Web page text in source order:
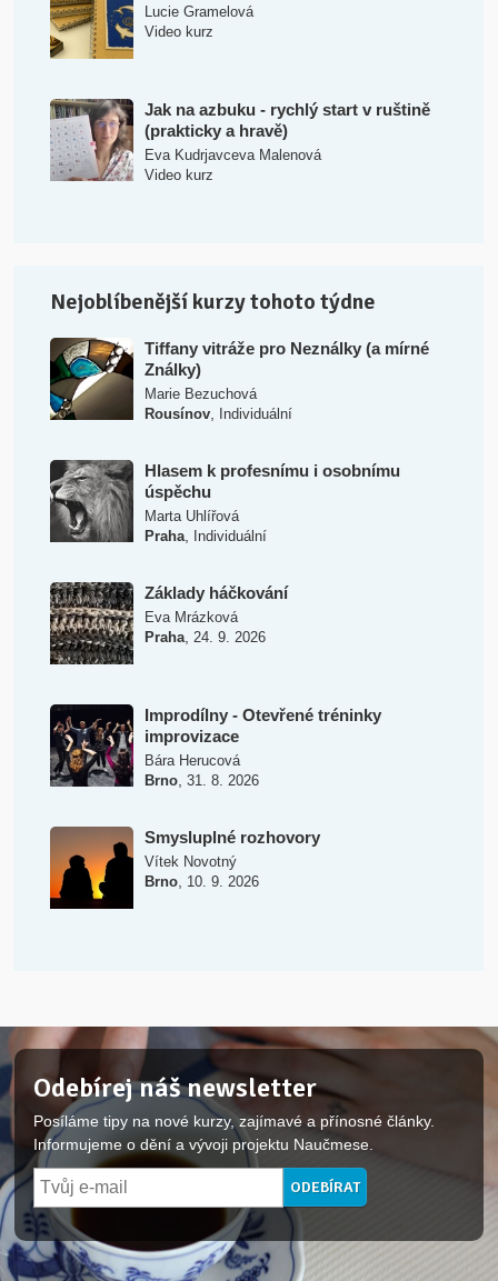
Lucie Gramelová
Video kurz
Jak na azbuku - rychlý start v ruštině
(prakticky a hravě)
Eva Kudrjavceva Malenová
Video kurz
Nejoblíbenější kurzy tohoto týdne
Tiffany vitráže pro Neználky (a mírné
Ználky)
Marie Bezuchová
Rousínov, Individuální
Hlasem k profesnímu i osobnímu
úspěchu
Marta Uhlířová
Praha, Individuální
Základy háčkování
Eva Mrázková
Praha, 24. 9. 2026
Improdílny - Otevřené tréninky
improvizace
Bára Herucová
Brno, 31. 8. 2026
Smysluplné rozhovory
Vítek Novotný
Brno, 10. 9. 2026
Odebírej náš newsletter
Posíláme tipy na nové kurzy, zajímavé a přínosné články.
Informujeme o dění a vývoji projektu Naučmese.